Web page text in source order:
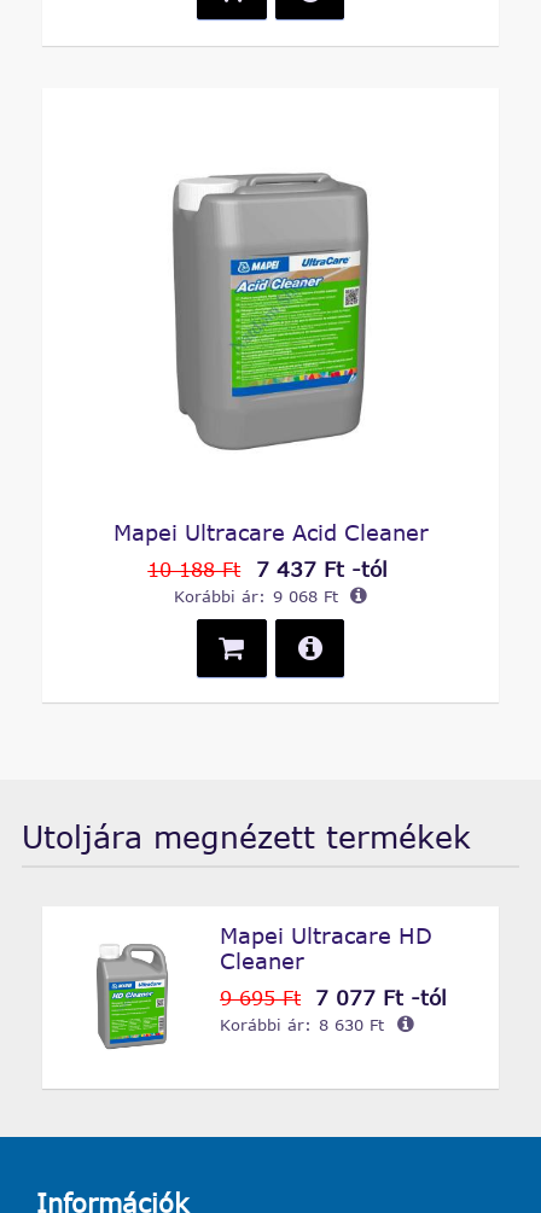
Mapei Ultracare Acid Cleaner
10 188 Ft 7 437 Ft -tól
Korábbi ár: 9 068 Ft
Utoljára megnézett termékek
Mapei Ultracare HD
Cleaner
9 695 Ft 7 077 Ft -tól
Korábbi ár: 8 630 Ft
Információk